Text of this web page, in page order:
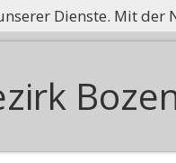
Tradition heißt nicht,
Dienste. Mit der